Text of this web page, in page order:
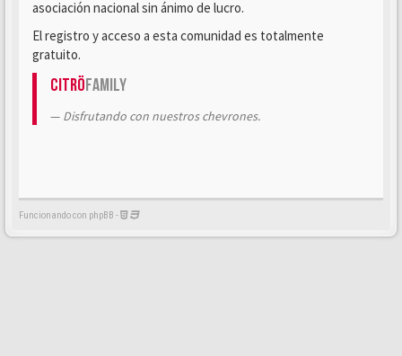
asociación nacional sin ánimo de lucro.
El registro y acceso a esta comunidad es totalmente
gratuito.
CitröFamily
Disfrutando con nuestros chevrones.
Funcionando con phpBB -